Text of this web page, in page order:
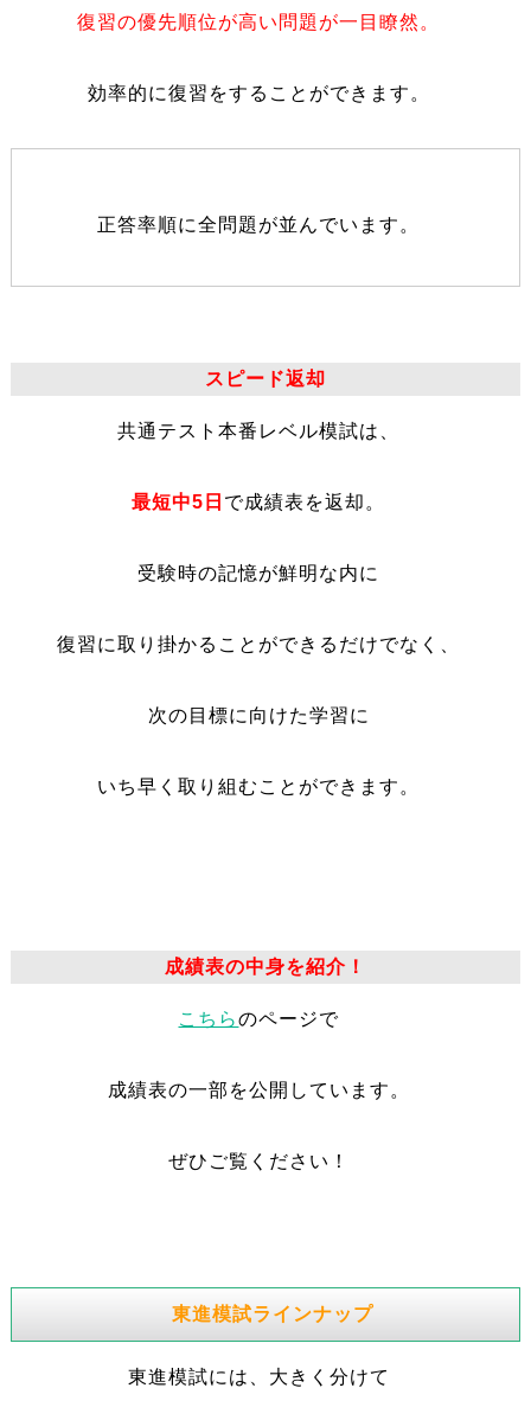
復習の優先順位が高い問題が一目瞭然。
効率的に復習をすることができます。
正答率順に全問題が並んでいます。
スピード返却
共通テスト本番レベル模試は、
最短中5日 で成績表を返却。
受験時の記憶が鮮明な内に
復習に取り掛かることができるだけでなく、
次の目標に向けた学習に
いち早く取り組むことができます。
成績表の中身を紹介！
こちらのページで
成績表の一部を公開しています。
ぜひご覧ください！
東進模試ラインナップ
東進模試には、大きく分けて